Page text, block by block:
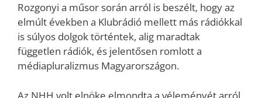
Rozgonyi a műsor során arról is beszélt, hogy az
elmúlt években a Klubrádió mellett más rádiókkal
is súlyos dolgok történtek, alig maradtak
független rádiók, és jelentősen romlott a
médiapluralizmus Magyarországon.
Az NHH volt elnöke elmondta a véleményét arról